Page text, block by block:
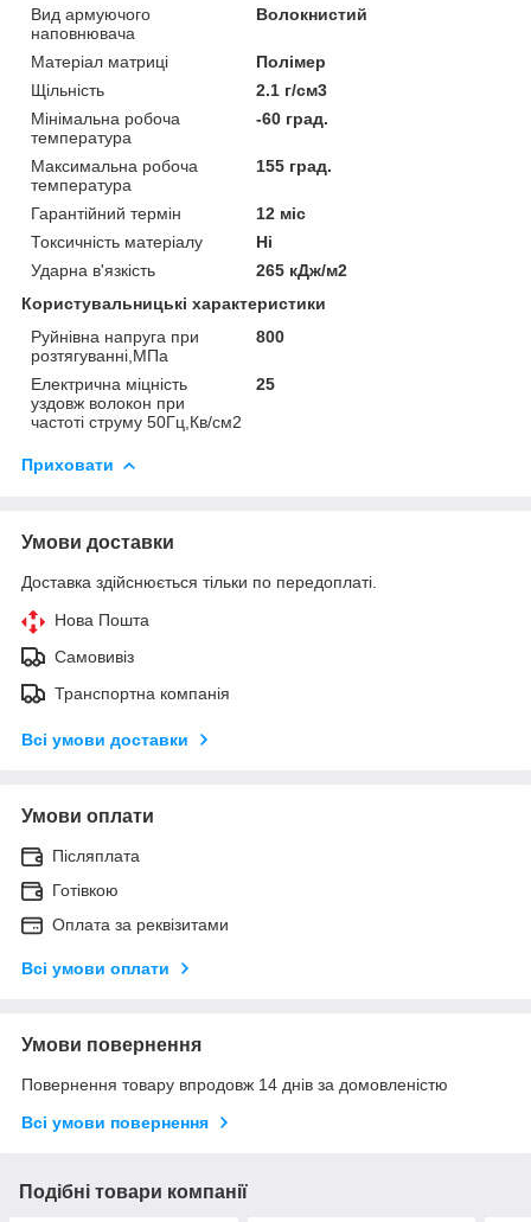
Вид армуючого
наповнювача
Волокнистий
Матеріал матриці
Полімер
Щільність
2.1 г/см3
Мінімальна робоча
температура
-60 град.
Максимальна робоча
температура
155 град.
Гарантійний термін
12 міс
Токсичність матеріалу
Ні
Ударна в'язкість
265 кДж/м2
Користувальницькі характеристики
Руйнівна напруга при
розтягуванні,МПа
800
Електрична міцність
уздовж волокон при
частоті струму 50Гц,Кв/см2
25
Приховати
Умови доставки
Доставка здійснюється тільки по передоплаті.
Нова Пошта
Самовивіз
Транспортна компанія
Всі умови доставки
Умови оплати
Післяплата
Готівкою
Оплата за реквізитами
Всі умови оплати
Умови повернення
Повернення товару впродовж 14 днів за домовленістю
Всі умови повернення
Подібні товари компанії